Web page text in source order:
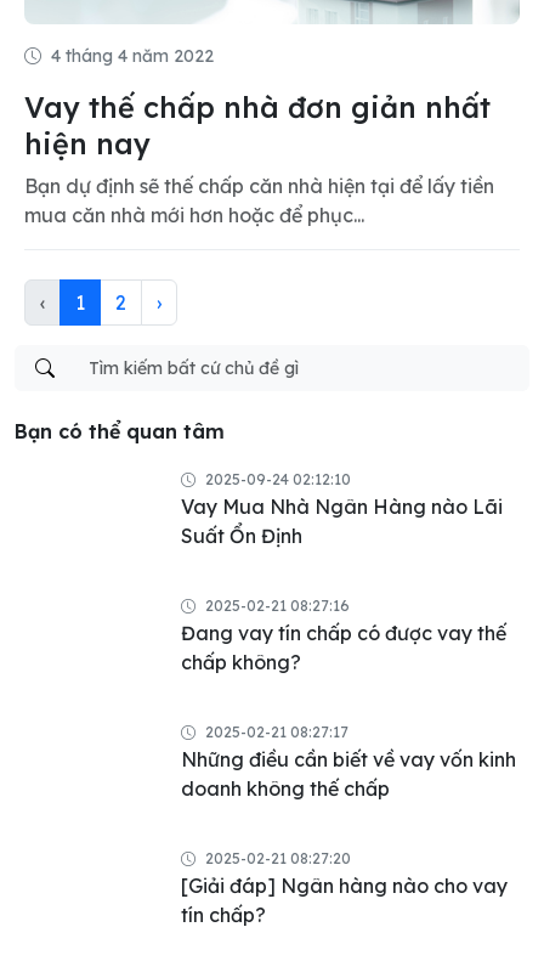
4 tháng 4 năm 2022
Vay thế chấp nhà đơn giản nhất
hiện nay
Bạn dự định sẽ thế chấp căn nhà hiện tại để lấy tiền
mua căn nhà mới hơn hoặc để phục...
‹ 1 2 ›
Bạn có thể quan tâm
2025-09-24 02:12:10
Vay Mua Nhà Ngân Hàng nào Lãi
Suất Ổn Định
2025-02-21 08:27:16
Đang vay tín chấp có được vay thế
chấp không?
2025-02-21 08:27:17
Những điều cần biết về vay vốn kinh
doanh không thế chấp
2025-02-21 08:27:20
[Giải đáp] Ngân hàng nào cho vay
tín chấp?